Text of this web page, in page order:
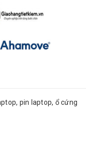
pin laptop, ổ cứng